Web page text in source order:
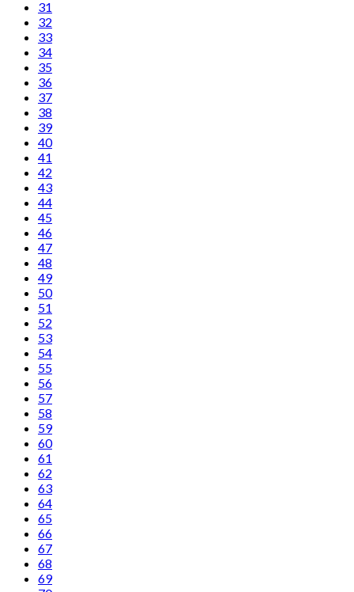
31
32
33
34
35
36
37
38
39
40
41
42
43
44
45
46
47
48
49
50
51
52
53
54
55
56
57
58
59
60
61
62
63
64
65
66
67
68
69